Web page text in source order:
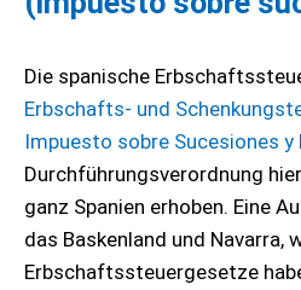
Die spanische
Erbschafts- und
Impuesto sobre Sucesiones y
Durchführungsverordnung
ganz Spanien erhoben. Eine
das Baskenland und Navarra,
Erbschaftssteuergesetze